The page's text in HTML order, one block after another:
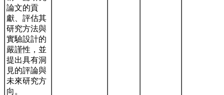
論文的貢
獻、評估其
研究方法與
實驗設計的
嚴謹性，並
提出具有洞
見的評論與
未來研究方
向。